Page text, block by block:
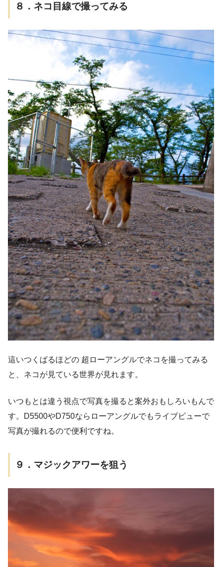
８．ネコ目線で撮ってみる
這いつくばるほどの 超ローアングルでネコを撮ってみる
と、ネコが見ている世界が見れます。
いつもとは違う視点で写真を撮ると案外おもしろいもんで
す。D5500やD750ならローアングルでもライブビューで
写真が撮れるので便利ですね。
９．マジックアワーを狙う